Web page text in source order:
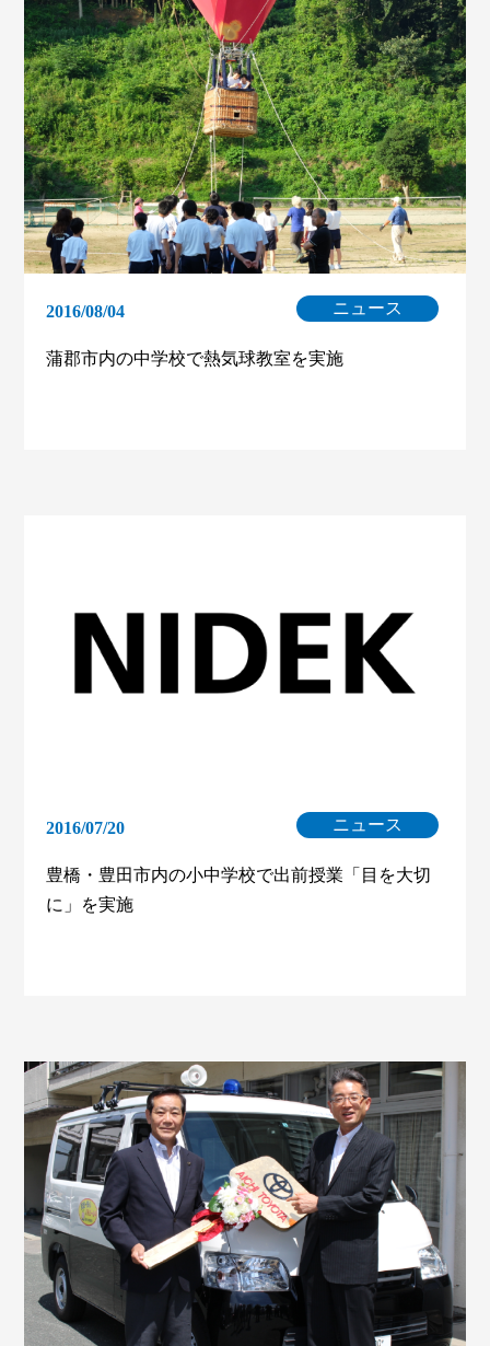
2016/08/04 ニュース
蒲郡市内の中学校で熱気球教室を実施
2016/07/20 ニュース
豊橋・豊田市内の小中学校で出前授業「目を大切
に」を実施